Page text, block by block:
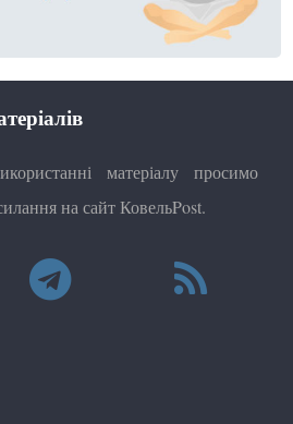
матеріалу просимо
на сайт КовельPost.